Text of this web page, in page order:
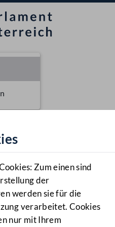
Zum einen sind
der
werden sie für die
verarbeitet. Cookies
nur mit Ihrem